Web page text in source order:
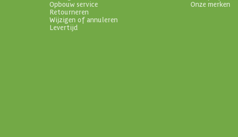
Opbouw service
Retourneren
Wijzigen of annuleren
Levertijd
Onze merken